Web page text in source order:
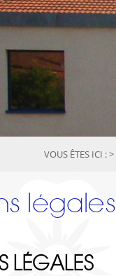
VOUS ÊTES ICI :>
légales
LÉGALES